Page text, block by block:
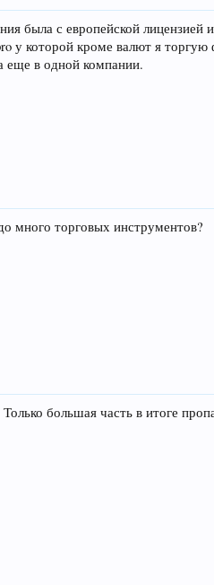
была с европейской
у которой кроме валют я торгую
еще в одной компании.
много торговых инструментов?
большая часть в итоге